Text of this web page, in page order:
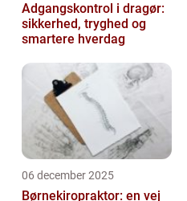
Adgangskontrol i dragør:
sikkerhed, tryghed og
smartere hverdag
06 december 2025
Børnekiropraktor: en vej